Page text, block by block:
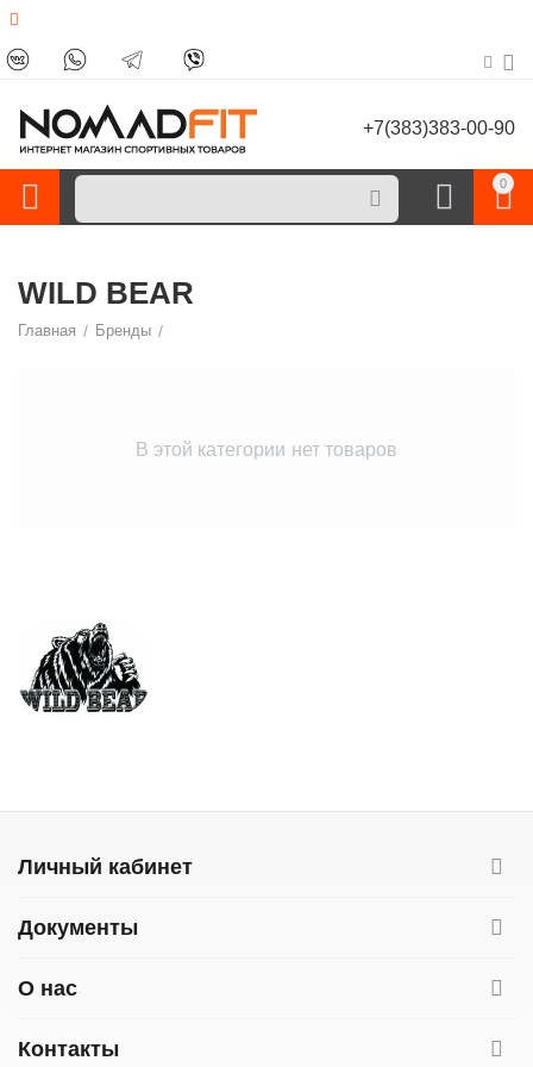
+7(383)383-00-90
0
WILD BEAR
Главная / Бренды /
В этой категории нет товаров
Личный кабинет
Документы
О нас
Контакты